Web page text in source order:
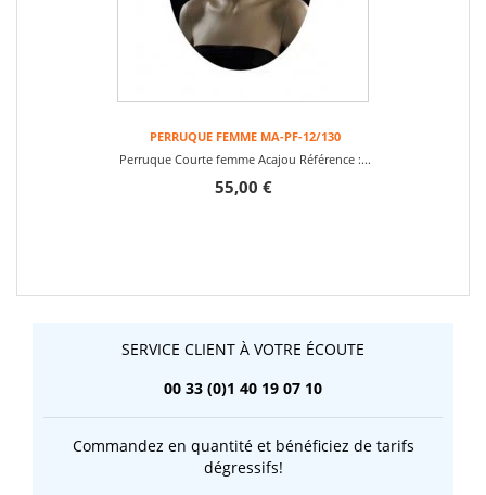
PERRUQUE FEMME MA-PF-12/130
Perruque Courte femme Acajou Référence :...
55,00 €
SERVICE CLIENT À VOTRE ÉCOUTE
00 33 (0)1 40 19 07 10
Commandez en quantité et bénéficiez de tarifs
dégressifs!